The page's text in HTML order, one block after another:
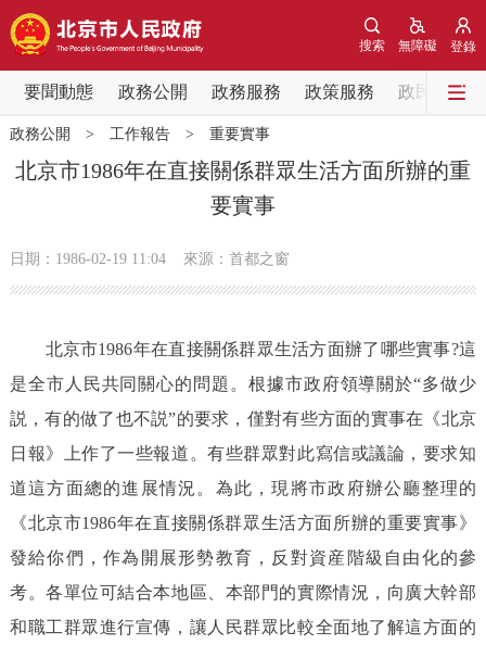
登錄
無障礙
搜索
要聞動態 政務公開 政務服務 政策服務 政民互動
要聞動態
黨中央精神 國務院資訊
會議資訊
市領導 機構職能 政策服務
政策兌現 政策解讀 回應關切
決策公開 專題公開
政務服務
個人服務 法人服務 部門服務
政務公開 > 工作報告> 重要實事
北京市1986年在直接關係群眾生活方面所辦的重
要實事
日期：1986-02-19 11:04 來源：首都之窗
北京市1986年在直接關係群眾生活方面辦了哪些實事?這
是全市人民共同關心的問題。根據市政府領導關於“多做少
説，有的做了也不説”的要求，僅對有些方面的實事在《北京
日報》上作了一些報道。有些群眾對此寫信或議論，要求知
道這方面總的進展情況。為此，現將市政府辦公廳整理的
《北京市1986年在直接關係群眾生活方面所辦的重要實事》
發給你們，作為開展形勢教育，反對資産階級自由化的參
考。各單位可結合本地區、本部門的實際情況，向廣大幹部
和職工群眾進行宣傳，讓人民群眾比較全面地了解這方面的